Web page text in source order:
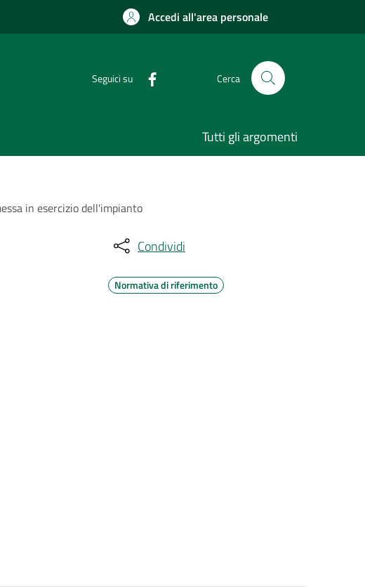
Accedi all'area personale
Seguici su Cerca
Tutti gli argomenti
in esercizio dell'impianto
Condividi
Normativa di riferimento